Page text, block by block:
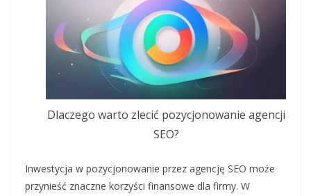
Dlaczego warto zlecić pozycjonowanie agencji
SEO?
Inwestycja w pozycjonowanie przez agencję SEO może
przynieść znaczne korzyści finansowe dla firmy. W